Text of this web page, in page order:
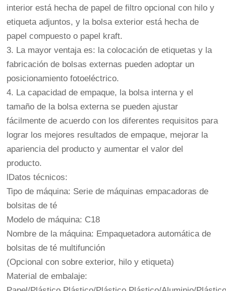
interior está hecha de papel de filtro opcional con hilo y
etiqueta adjuntos, y la bolsa exterior está hecha de
papel compuesto o papel kraft.
3. La mayor ventaja es: la colocación de etiquetas y la
fabricación de bolsas externas pueden adoptar un
posicionamiento fotoeléctrico.
4. La capacidad de empaque, la bolsa interna y el
tamaño de la bolsa externa se pueden ajustar
fácilmente de acuerdo con los diferentes requisitos para
lograr los mejores resultados de empaque, mejorar la
apariencia del producto y aumentar el valor del
producto.
lDatos técnicos:
Tipo de máquina: Serie de máquinas empacadoras de
bolsitas de té
Modelo de máquina: C18
Nombre de la máquina: Empaquetadora automática de
bolsitas de té multifunción
(Opcional con sobre exterior, hilo y etiqueta)
Material de embalaje: